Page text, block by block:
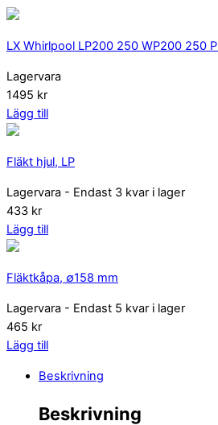
LX Whirlpool LP200 250 WP200 250
Lagervara
1495 kr
Lägg till
Fläkt hjul, LP
Lagervara - Endast 3 kvar i lager
433 kr
Lägg till
Fläktkåpa, ∅158 mm
Lagervara - Endast 5 kvar i lager
465 kr
Lägg till
Beskrivning
Beskrivning